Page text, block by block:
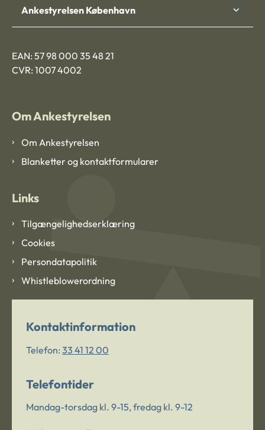
Ankestyrelsen København
EAN: 57 98 000 35 48 21
CVR: 1007 4002
Om Ankestyrelsen
Om Ankestyrelsen
Blanketter og kontaktformularer
Links
Tilgængelighedserklæring
Cookies
Persondatapolitik
Whistleblowerordning
Kontaktinformation
Telefon: 33 41 12 00
Telefontider
Mandag-torsdag kl. 9-15, fredag kl. 9-12